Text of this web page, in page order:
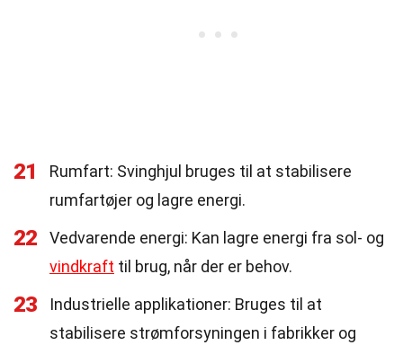
21
Rumfart: Svinghjul bruges til at stabilisere
rumfartøjer og lagre energi.
22
Vedvarende energi: Kan lagre energi fra sol- og
vindkraft til brug, når der er behov.
23
Industrielle applikationer: Bruges til at
stabilisere strømforsyningen i fabrikker og